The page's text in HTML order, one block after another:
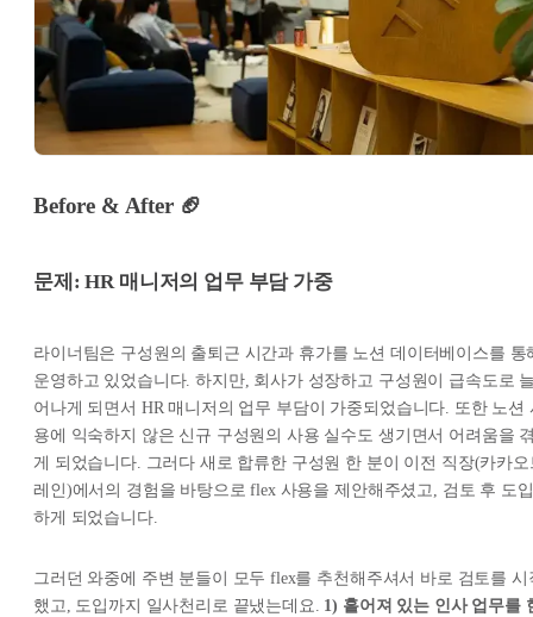
Before & After🏈
문제: HR 매니저의 업무 부담 가중
라이너팀은 구성원의 출퇴근 시간과 휴가를 노션 데이터베이스를 통
운영하고 있었습니다. 하지만, 회사가 성장하고 구성원이 급속도로
어나게 되면서 HR 매니저의 업무 부담이 가중되었습니다. 또한 노션
용에 익숙하지 않은 신규 구성원의 사용 실수도 생기면서 어려움을
게 되었습니다. 그러다 새로 합류한 구성원 한 분이 이전 직장(카카오
레인)에서의 경험을 바탕으로 flex 사용을 제안해주셨고, 검토 후 도입
하게 되었습니다.
그러던 와중에 주변 분들이 모두 flex를 추천해주셔서 바로 검토를 시
했고, 도입까지 일사천리로 끝냈는데요. 1) 흩어져 있는 인사 업무를